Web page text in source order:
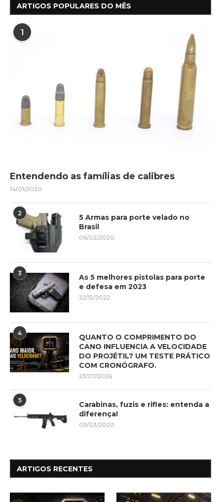
ARTIGOS POPULARES DO MÊS
1
Entendendo as famílias de calibres
14/01/2020
2
5 Armas para porte velado no
Brasil
06/02/2020
3
As 5 melhores pistolas para porte
e defesa em 2023
22/12/2022
4
QUANTO O COMPRIMENTO DO
CANO INFLUENCIA A VELOCIDADE
DO PROJÉTIL? UM TESTE PRÁTICO
COM CRONÓGRAFO.
23/07/2026
5
Carabinas, fuzis e rifles: entenda a
diferença!
03/03/2020
ARTIGOS RECENTES